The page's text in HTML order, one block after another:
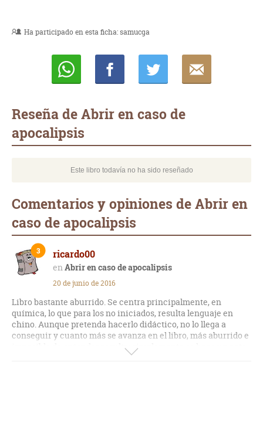
Ha participado en esta ficha:samucga
Reseña de Abrir en caso de
apocalipsis
Este libro todavía no ha sido reseñado
Comentarios y opiniones de Abrir en
caso de apocalipsis
ricardo00
Abrir en caso de apocalipsis
3
20 de junio de 2016
Libro bastante aburrido. Se centra principalmente, en
química, lo que para los no iniciados, resulta lenguaje en
chino. Aunque pretenda hacerlo didáctico, no lo llega a
conseguir y cuanto más se avanza en el libro, más aburrido e
imposible de entender resulta; simplemente se hace un acto
de fe y se cree todo lo que dice.